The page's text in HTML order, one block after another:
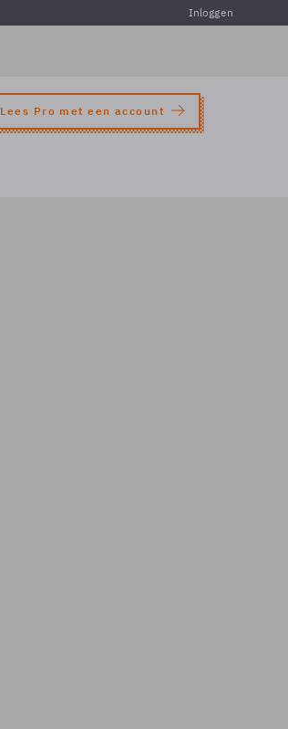
Inloggen
Lees Pro met een account